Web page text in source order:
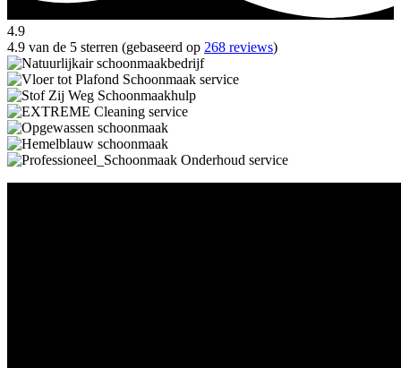
4.9
4.9 van de 5 sterren (gebaseerd op 268 reviews)